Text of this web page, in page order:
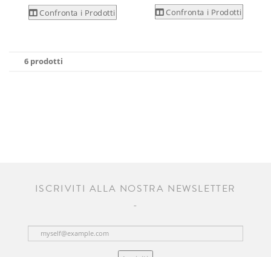
Confronta i Prodotti Confronta i Prodotti
6 prodotti
ISCRIVITI ALLA NOSTRA NEWSLETTER